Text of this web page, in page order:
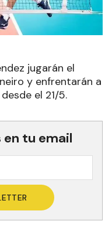
jugarán el
y enfrentarán a
el 21/5.
en tu email